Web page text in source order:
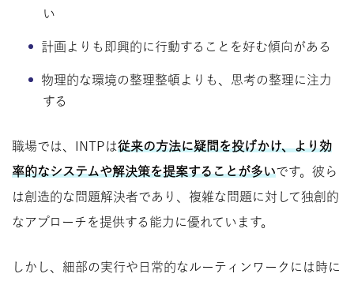
い
計画よりも即興的に行動することを好む傾向がある
物理的な環境の整理整頓よりも、思考の整理に注力
する
職場では、INTPは従来の方法に疑問を投げかけ、より効
率的なシステムや解決策を提案することが多いです。彼ら
は創造的な問題解決者であり、複雑な問題に対して独創的
なアプローチを提供する能力に優れています。
しかし、細部の実行や日常的なルーティンワークには時に